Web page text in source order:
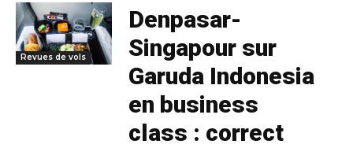
Revues de vols
Denpasar-
Singapour sur
Garuda Indonesia
en business
class : correct